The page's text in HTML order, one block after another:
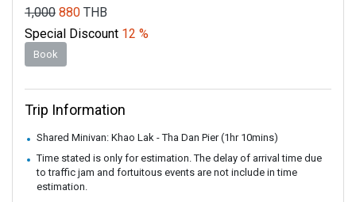
1,000 880 THB
Special Discount 12 %
Book
Trip Information
Shared Minivan: Khao Lak - Tha Dan Pier (1hr 10mins)
Time stated is only for estimation. The delay of arrival time due
to traffic jam and fortuitous events are not include in time
estimation.